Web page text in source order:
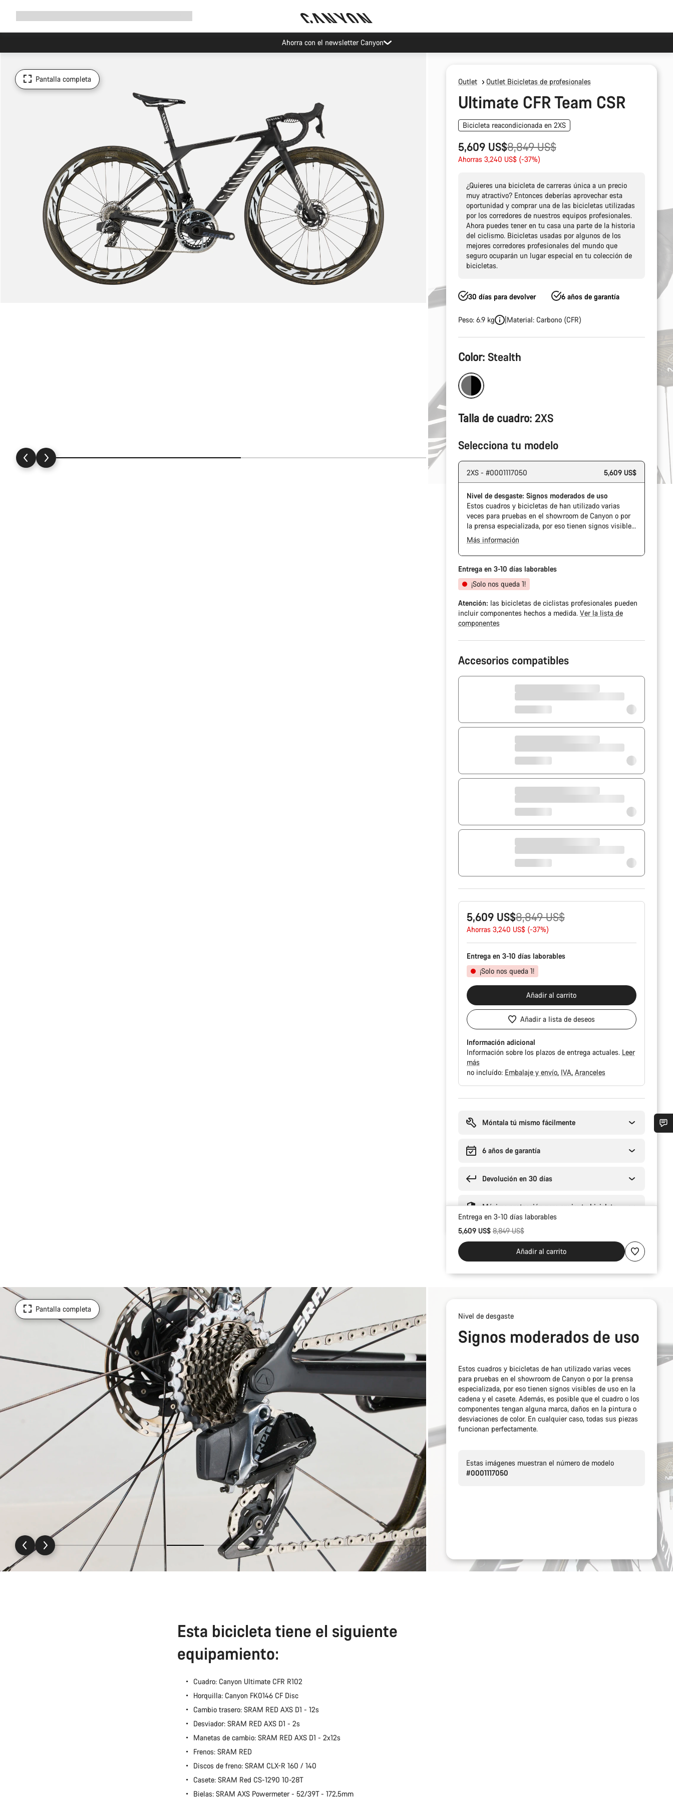
Ahorra con el newsletter Canyon
Pantalla completa Outlet Outlet Bicicletas de profesionales
Ultimate CFR Team CSR
Bicicleta reacondicionada en 2XS
5,609 US$
Precio
original
8,849 US$
Ahorras 3,240 US$ (-37%)
¿Quieres una bicicleta de carreras única a un precio
muy atractivo? Entonces deberías aprovechar esta
oportunidad y comprar una de las bicicletas utilizadas
por los corredores de nuestros equipos profesionales.
Ahora puedes tener en tu casa una parte de la historia
del ciclismo. Bicicletas usadas por algunos de los
mejores corredores profesionales del mundo que
seguro ocuparán un lugar especial en tu colección de
bicicletas.
30 días para devolver 6 años de garantía
Peso: 6.9 kg Material: Carbono (CFR)
Configuración
del
producto
Color: Stealth
Talla de cuadro: 2XS
Selecciona tu modelo
2XS - #0001117050 5,609 US$
Nivel de desgaste: Signos moderados de uso
Estos cuadros y bicicletas de han utilizado varias
veces para pruebas en el showroom de Canyon o por
la prensa especializada, por eso tienen signos visibles
de uso en la cadena y el casete. Además, es posible
que el cuadro o los componentes tengan alguna
marca, daños en la pintura o desviaciones de color. En
cualquier caso, todas sus piezas funcionan
perfectamente.
Más información
Entrega en 3-10 días laborables
¡Solo nos queda 1!
Atención: las bicicletas de ciclistas profesionales pueden
incluir componentes hechos a medida. Ver la lista de
componentes
Accesorios compatibles
5,609 US$
Precio
original
8,849 US$
Ahorras 3,240 US$ (-37%)
Entrega en 3-10 días laborables
¡Solo nos queda 1!
Añadir al carrito
Añadir a lista de deseos
Información adicional
Información sobre los plazos de entrega actuales. Leer
más
no incluído: Embalaje y envío IVA Aranceles
compra
Móntala tú mismo fácilmente
6 años de garantía
Devolución en 30 días
Máxima protección para enviar tu bicicleta
Entrega en 3-10 días laborables
5,609 US$Precio original
8,849 US$
Añadir al carrito
Pantalla completa
Nivel de desgaste
Signos moderados de uso
Estos cuadros y bicicletas de han utilizado varias veces
para pruebas en el showroom de Canyon o por la prensa
especializada, por eso tienen signos visibles de uso en la
cadena y el casete. Además, es posible que el cuadro o los
componentes tengan alguna marca, daños en la pintura o
desviaciones de color. En cualquier caso, todas sus piezas
funcionan perfectamente.
Estas imágenes muestran el número de modelo
#0001117050
Esta bicicleta tiene el siguiente
equipamiento:
Cuadro: Canyon Ultimate CFR R102
Horquilla: Canyon FK0146 CF Disc
Cambio trasero: SRAM RED AXS D1 - 12s
Desviador: SRAM RED AXS D1 - 2s
Manetas de cambio: SRAM RED AXS D1 - 2x12s
Frenos: SRAM RED
Discos de freno: SRAM CLX-R 160 / 140
Casete: SRAM Red CS-1290 10-28T
Bielas: SRAM AXS Powermeter - 52/39T - 172,5mm
¿Necesitas ayuda?